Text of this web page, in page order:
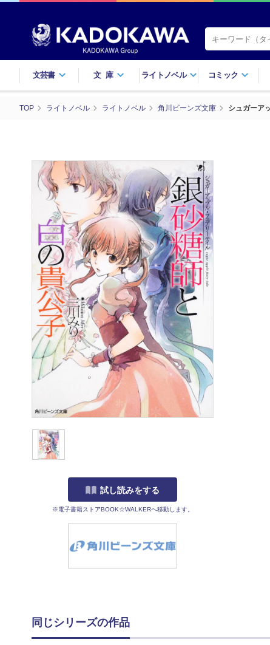
文芸書 文庫 ライトノベル コミック
TOP ライトノベル ライトノベル 角川ビーンズ文庫 シュガーア
試し読みをする
※電子書籍ストアBOOK☆WALKERへ移動します。
同じシリーズの作品